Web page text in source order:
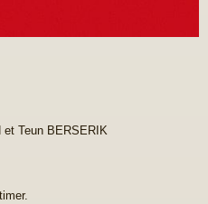
et Teun BERSERIK